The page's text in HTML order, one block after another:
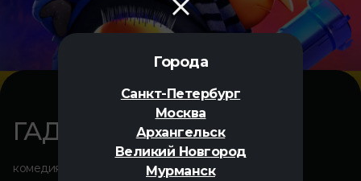
Города
Санкт-Петербург
Москва
Архангельск
Великий Новгород
Мурманск
ГАДКИЙ Я 4
комедия приключения,мультфильм